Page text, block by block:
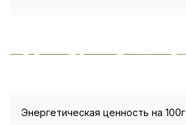
Энергетическая ценность на 100г